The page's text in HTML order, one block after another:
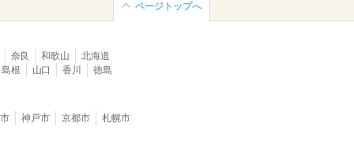
ページトップへ
奈良 和歌山
北海道
島根 山口 香川
徳島
神戸市 京都市
札幌市